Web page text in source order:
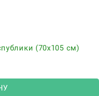
(70x105 см)